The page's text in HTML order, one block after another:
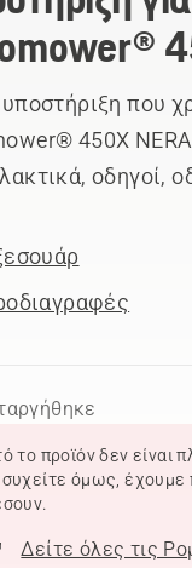
που
450X
οδηγοί,
το προϊόν δεν είναι
όμως, έχουμε